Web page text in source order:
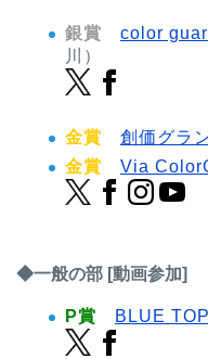
銀賞 color
川）
金賞 創価グラ
金賞 Via
◆一般の部 [動画参加]
P賞 BLUE